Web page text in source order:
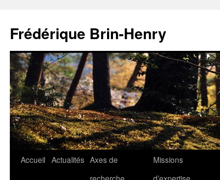
contenu
Frédérique Brin-Henry
Accueil Actualités Axes de
Missions